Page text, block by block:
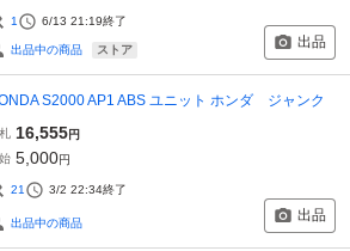
1 6/13 21:19終了
出品中の商品 ストア 出品
S2000 AP1 ABS ユニット ホンダ ジャンク
16,555円
5,000円
21 3/2 22:34終了
出品中の商品 出品